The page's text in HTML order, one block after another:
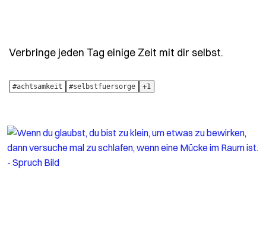
Verbringe jeden Tag einige Zeit mit dir selbst.
#achtsamkeit #selbstfuersorge +1